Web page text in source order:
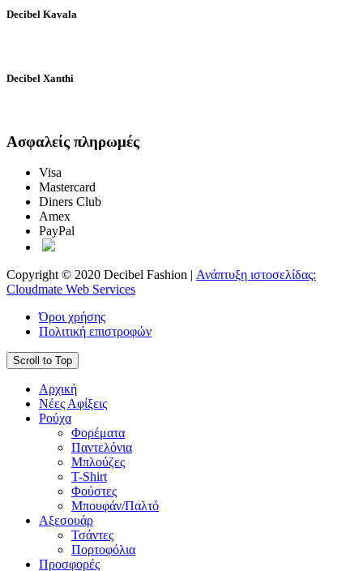
Decibel Kavala
Decibel Xanthi
Ασφαλείς πληρωμές
Visa
Mastercard
Diners Club
Amex
PayPal
Copyright © 2020 Decibel Fashion | Ανάπτυξη ιστοσελίδας:
Cloudmate Web Services
Όροι χρήσης
Πολιτική επιστροφών
Scroll to Top
Αρχική
Νέες Αφίξεις
Ρούχα
Φορέματα
Παντελόνια
Μπλούζες
T-Shirt
Φούστες
Μπουφάν/Παλτό
Αξεσουάρ
Τσάντες
Πορτοφόλια
Προσφορές